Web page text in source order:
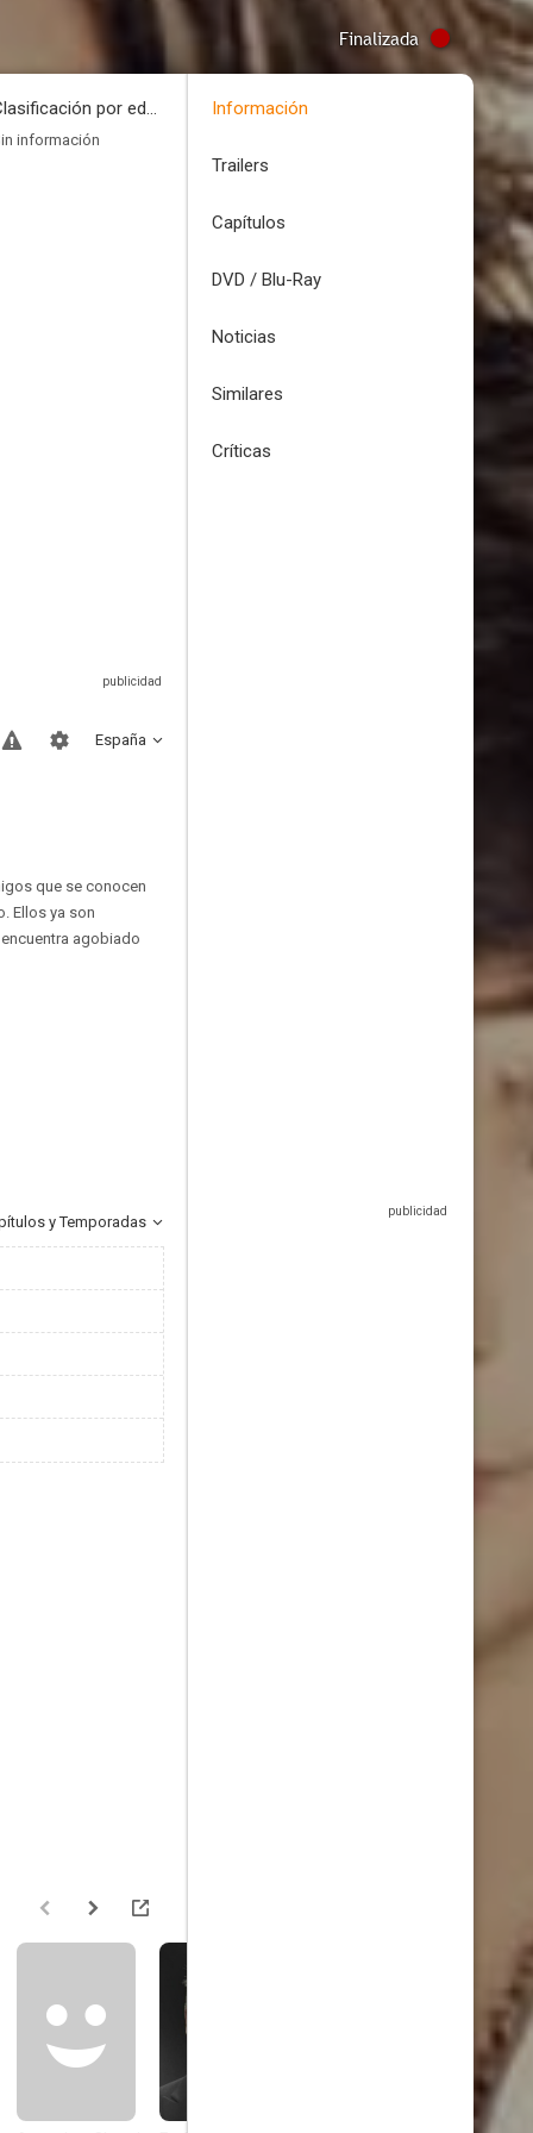
Finalizada
Clasificación por edades
información
España
que se conocen
Ellos ya son
agobiado
y Temporadas
Información
Trailers
Capítulos
DVD / Blu-Ray
Noticias
Similares
Críticas